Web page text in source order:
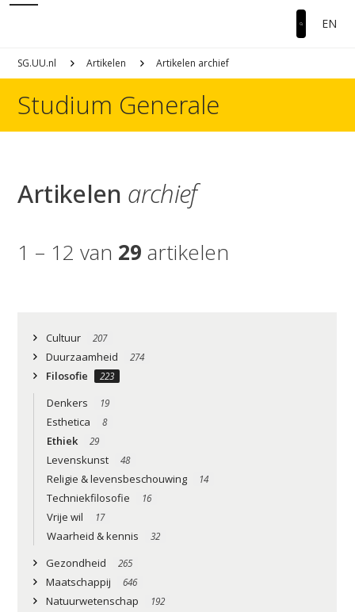
EN
SG.UU.nl Artikelen Artikelen archief
Studium Generale
Artikelen archief
1 – 12 van 29 artikelen
Cultuur 207
Duurzaamheid 274
Filosofie 223
Denkers 19
Esthetica 8
Ethiek 29
Levenskunst 48
Religie & levensbeschouwing 14
Techniekfilosofie 16
Vrije wil 17
Waarheid & kennis 32
Gezondheid 265
Maatschappij 646
Natuurwetenschap 192